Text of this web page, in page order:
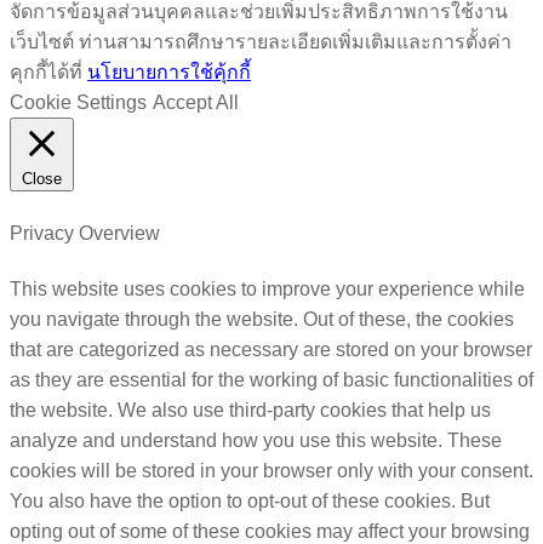
จัดการข้อมูลส่วนบุคคลและช่วยเพิ่มประสิทธิภาพการใช้งาน
เว็บไซต์ ท่านสามารถศึกษารายละเอียดเพิ่มเติมและการตั้งค่า
คุกกี้ได้ที่ นโยบายการใช้คุ้กกี้
Cookie Settings Accept All
Close
Privacy Overview
This website uses cookies to improve your experience while
you navigate through the website. Out of these, the cookies
that are categorized as necessary are stored on your browser
as they are essential for the working of basic functionalities of
the website. We also use third-party cookies that help us
analyze and understand how you use this website. These
cookies will be stored in your browser only with your consent.
You also have the option to opt-out of these cookies. But
opting out of some of these cookies may affect your browsing